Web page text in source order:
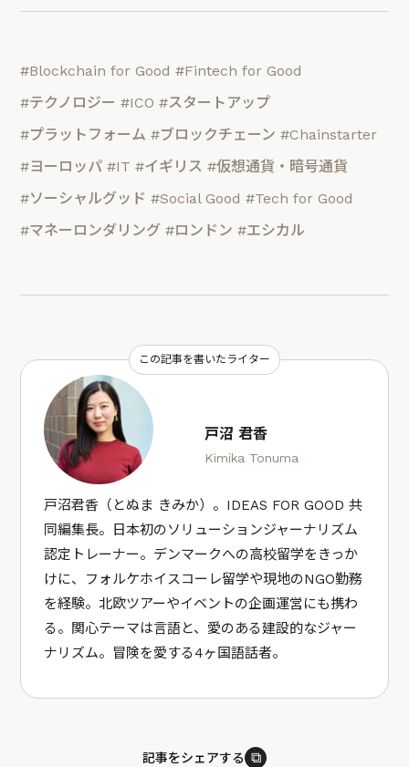
#Blockchain for Good #Fintech for Good
#テクノロジー #ICO #スタートアップ
#プラットフォーム #ブロックチェーン #Chainstarter
#ヨーロッパ #IT #イギリス #仮想通貨・暗号通貨
#ソーシャルグッド #Social Good #Tech for Good
#マネーロンダリング #ロンドン #エシカル
この記事を書いたライター
戸沼 君香
Kimika Tonuma
戸沼君香（とぬま きみか）。IDEAS FOR GOOD 共
同編集長。日本初のソリューションジャーナリズム
認定トレーナー。デンマークへの高校留学をきっか
けに、フォルケホイスコーレ留学や現地のNGO勤務
を経験。北欧ツアーやイベントの企画運営にも携わ
る。関心テーマは言語と、愛のある建設的なジャー
ナリズム。冒険を愛する4ヶ国語話者。
記事をシェアする ⧉